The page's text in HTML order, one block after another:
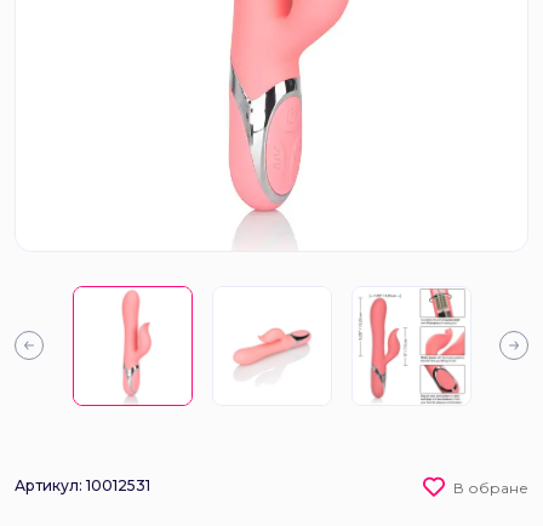
Артикул: 10012531 В обране